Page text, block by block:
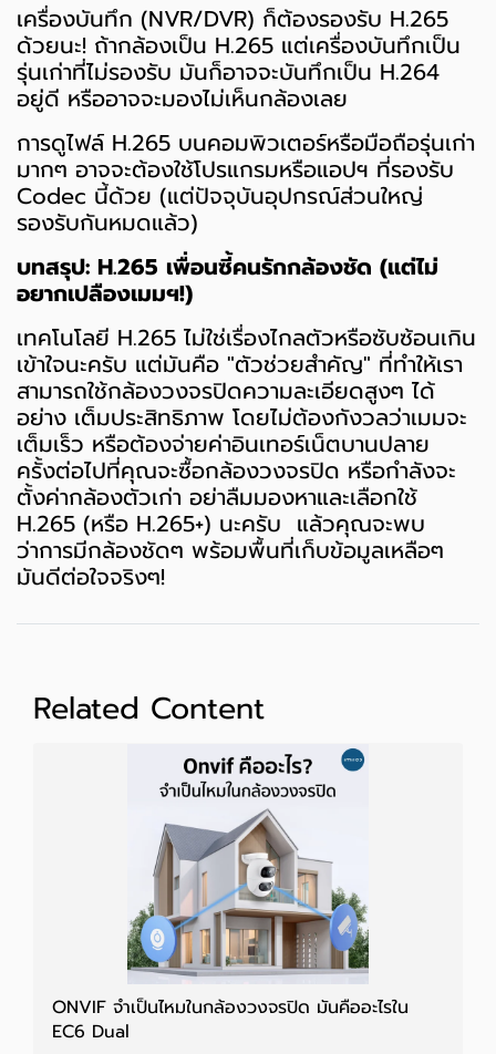
เครื่องบันทึก (NVR/DVR) ก็ต้องรองรับ H.265
ด้วยนะ! ถ้ากล้องเป็น H.265 แต่เครื่องบันทึกเป็น
รุ่นเก่าที่ไม่รองรับ มันก็อาจจะบันทึกเป็น H.264
อยู่ดี หรืออาจจะมองไม่เห็นกล้องเลย
การดูไฟล์ H.265 บนคอมพิวเตอร์หรือมือถือรุ่นเก่า
มากๆ อาจจะต้องใช้โปรแกรมหรือแอปฯ ที่รองรับ
Codec นี้ด้วย (แต่ปัจจุบันอุปกรณ์ส่วนใหญ่
รองรับกันหมดแล้ว)
บทสรุป: H.265 เพื่อนซี้คนรักกล้องชัด (แต่ไม่
อยากเปลืองเมมฯ!)
เทคโนโลยี H.265 ไม่ใช่เรื่องไกลตัวหรือซับซ้อนเกิน
เข้าใจนะครับ แต่มันคือ "ตัวช่วยสำคัญ" ที่ทำให้เรา
สามารถใช้กล้องวงจรปิดความละเอียดสูงๆ ได้
อย่าง เต็มประสิทธิภาพ โดยไม่ต้องกังวลว่าเมมจะ
เต็มเร็ว หรือต้องจ่ายค่าอินเทอร์เน็ตบานปลาย
ครั้งต่อไปที่คุณจะซื้อกล้องวงจรปิด หรือกำลังจะ
ตั้งค่ากล้องตัวเก่า อย่าลืมมองหาและเลือกใช้
H.265 (หรือ H.265+) นะครับ แล้วคุณจะพบ
ว่าการมีกล้องชัดๆ พร้อมพื้นที่เก็บข้อมูลเหลือๆ
มันดีต่อใจจริงๆ!
Related Content
ONVIF จำเป็นไหมในกล้องวงจรปิด มันคืออะไรใน
EC6 Dual